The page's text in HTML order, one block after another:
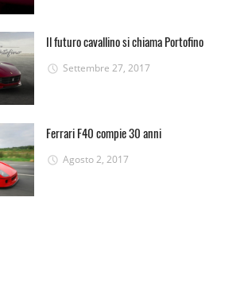
Il futuro cavallino si chiama Portofino
Settembre 27, 2017
Ferrari F40 compie 30 anni
Agosto 2, 2017